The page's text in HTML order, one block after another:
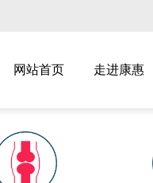
网站首页 走进康惠